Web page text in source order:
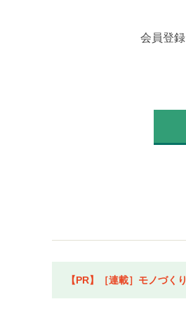
会員登
【PR】［連載］モノづく